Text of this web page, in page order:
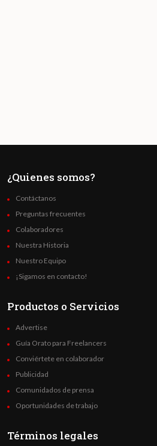
¿Quienes somos?
Contáctanos
Preguntas frecuentes
Colaboradores
Nuestra Historia
Nuestro Equipo
¡Sigamos en contacto!
Productos o Servicios
Advertise
Guía Orato para Freelancers
Conviértete en colaborador
Publicidad
Comunidados de prensa
Oportunidades de trabajo
Términos legales